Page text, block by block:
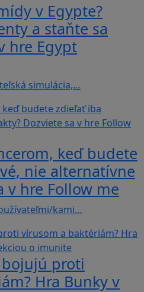
v Egypte?
a staňte sa
hre Egypt
simulácia,…
keď budete
nie alternatívne
v hre Follow me
kami…
proti
Hra Bunky v